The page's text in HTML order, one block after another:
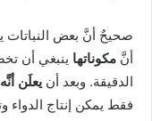
صحيحٌ أنَّ بعض النباتات
أنَّ مكوناتها ينبغي أن
الدقيقة. وبعد أن يعلَن
فقط يمكن إنتاج